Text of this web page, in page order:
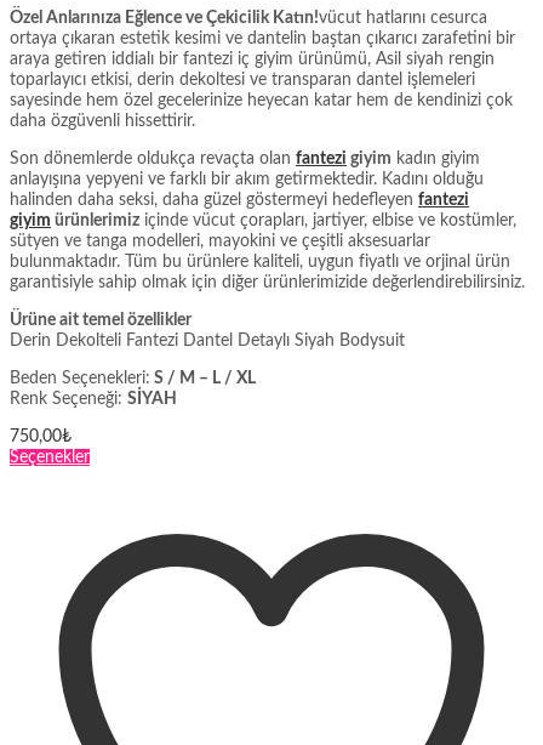
Özel Anlarınıza Eğlence ve Çekicilik Katın!vücut hatlarını cesurca
ortaya çıkaran estetik kesimi ve dantelin baştan çıkarıcı zarafetini bir
araya getiren iddialı bir fantezi iç giyim ürünümü, Asil siyah rengin
toparlayıcı etkisi, derin dekoltesi ve transparan dantel işlemeleri
sayesinde hem özel gecelerinize heyecan katar hem de kendinizi çok
daha özgüvenli hissettirir.
Son dönemlerde oldukça revaçta olan fantezi giyim kadın giyim
anlayışına yepyeni ve farklı bir akım getirmektedir. Kadını olduğu
halinden daha seksi, daha güzel göstermeyi hedefleyen fantezi
giyim ürünlerimiz içinde vücut çorapları, jartiyer, elbise ve kostümler,
sütyen ve tanga modelleri, mayokini ve çeşitli aksesuarlar
bulunmaktadır. Tüm bu ürünlere kaliteli, uygun fiyatlı ve orjinal ürün
garantisiyle sahip olmak için diğer ürünlerimizide değerlendirebilirsiniz.
Ürüne ait temel özellikler
Derin Dekolteli Fantezi Dantel Detaylı Siyah Bodysuit
Beden Seçenekleri: S / M – L / XL
Renk Seçeneği: SİYAH
750,00₺
SeçeneklerBu
varyasyonu
var.
Seçenekler
ürün
sayfasından
seçilebilir